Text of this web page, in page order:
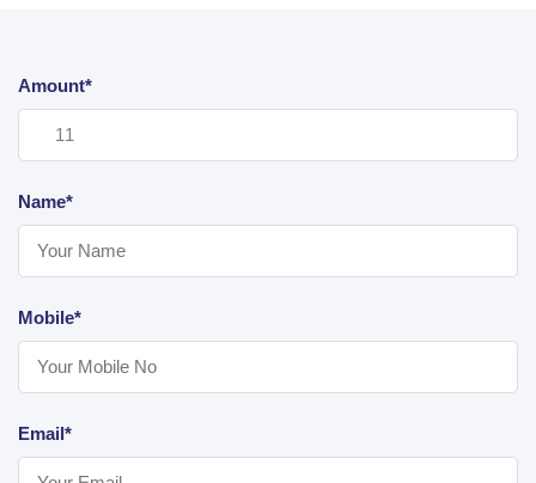
Amount*
Name*
Mobile*
Email*